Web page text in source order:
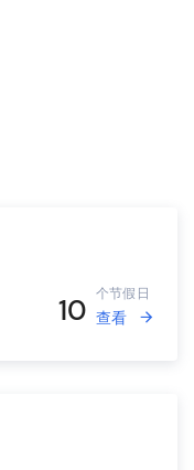
10 个节假日
查看